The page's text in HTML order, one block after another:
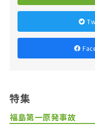
特集
福島第一原発事故